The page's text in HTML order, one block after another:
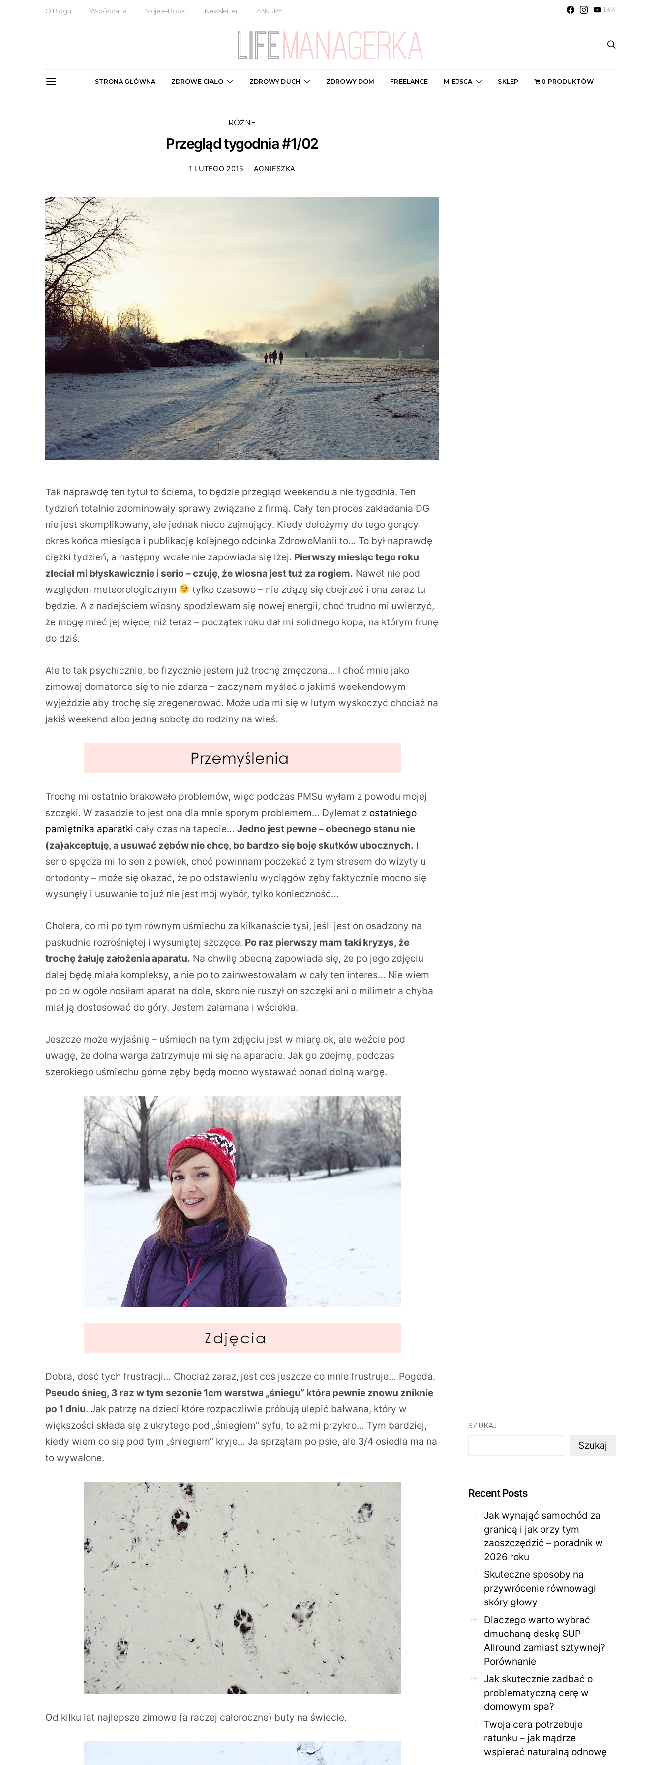
O Blogu Współpraca Moje e-Booki Newsletter ZAKUPY 13K
STRONA GŁÓWNA ZDROWE CIAŁO ZDROWY DUCH ZDROWY DOM FREELANCE MIEJSCA SKLEP 0 PRODUKTÓW
RÓŻNE
Przegląd tygodnia #1/02
1 LUTEGO 2015 AGNIESZKA
Tak naprawdę ten tytuł to ściema, to będzie przegląd weekendu a nie tygodnia. Ten
tydzień totalnie zdominowały sprawy związane z firmą. Cały ten proces zakładania DG
nie jest skomplikowany, ale jednak nieco zajmujący. Kiedy dołożymy do tego gorący
okres końca miesiąca i publikację kolejnego odcinka ZdrowoManii to… To był naprawdę
ciężki tydzień, a następny wcale nie zapowiada się lżej. Pierwszy miesiąc tego roku
zleciał mi błyskawicznie i serio – czuję, że wiosna jest tuż za rogiem. Nawet nie pod
względem meteorologicznym
tylko czasowo – nie zdążę się obejrzeć i ona zaraz tu
będzie. A z nadejściem wiosny spodziewam się nowej energii, choć trudno mi uwierzyć,
że mogę mieć jej więcej niż teraz – początek roku dał mi solidnego kopa, na którym frunę
do dziś.
Ale to tak psychicznie, bo fizycznie jestem już trochę zmęczona… I choć mnie jako
zimowej domatorce się to nie zdarza – zaczynam myśleć o jakimś weekendowym
wyjeździe aby trochę się zregenerować. Może uda mi się w lutym wyskoczyć chociaż na
jakiś weekend albo jedną sobotę do rodziny na wieś.
Trochę mi ostatnio brakowało problemów, więc podczas PMSu wyłam z powodu mojej
szczęki. W zasadzie to jest ona dla mnie sporym problemem… Dylemat z ostatniego
pamiętnika aparatki cały czas na tapecie… Jedno jest pewne – obecnego stanu nie
(za)akceptuję, a usuwać zębów nie chcę, bo bardzo się boję skutków ubocznych. I
serio spędza mi to sen z powiek, choć powinnam poczekać z tym stresem do wizyty u
ortodonty – może się okazać, że po odstawieniu wyciągów zęby faktycznie mocno się
wysunęły i usuwanie to już nie jest mój wybór, tylko konieczność…
Cholera, co mi po tym równym uśmiechu za kilkanaście tysi, jeśli jest on osadzony na
paskudnie rozrośniętej i wysuniętej szczęce. Po raz pierwszy mam taki kryzys, że
trochę żałuję założenia aparatu. Na chwilę obecną zapowiada się, że po jego zdjęciu
dalej będę miała kompleksy, a nie po to zainwestowałam w cały ten interes… Nie wiem
po co w ogóle nosiłam aparat na dole, skoro nie ruszył on szczęki ani o milimetr a chyba
miał ją dostosować do góry. Jestem załamana i wściekła.
Jeszcze może wyjaśnię – uśmiech na tym zdjęciu jest w miarę ok, ale weźcie pod
uwagę, że dolna warga zatrzymuje mi się na aparacie. Jak go zdejmę, podczas
szerokiego uśmiechu górne zęby będą mocno wystawać ponad dolną wargę.
Dobra, dość tych frustracji… Chociaż zaraz, jest coś jeszcze co mnie frustruje… Pogoda.
Pseudo śnieg, 3 raz w tym sezonie 1cm warstwa „śniegu” która pewnie znowu zniknie
po 1 dniu. Jak patrzę na dzieci które rozpaczliwie próbują ulepić bałwana, który w
większości składa się z ukrytego pod „śniegiem” syfu, to aż mi przykro… Tym bardziej,
kiedy wiem co się pod tym „śniegiem” kryje… Ja sprzątam po psie, ale 3/4 osiedla ma na
to wywalone.
Od kilku lat najlepsze zimowe (a raczej całoroczne) buty na świecie.
SZUKAJ
Szukaj
Recent Posts
Jak wynająć samochód za
granicą i jak przy tym
zaoszczędzić – poradnik w
2026 roku
Skuteczne sposoby na
przywrócenie równowagi
skóry głowy
Dlaczego warto wybrać
dmuchaną deskę SUP
Allround zamiast sztywnej?
Porównanie
Jak skutecznie zadbać o
problematyczną cerę w
domowym spa?
Twoja cera potrzebuje
ratunku – jak mądrze
wspierać naturalną odnowę